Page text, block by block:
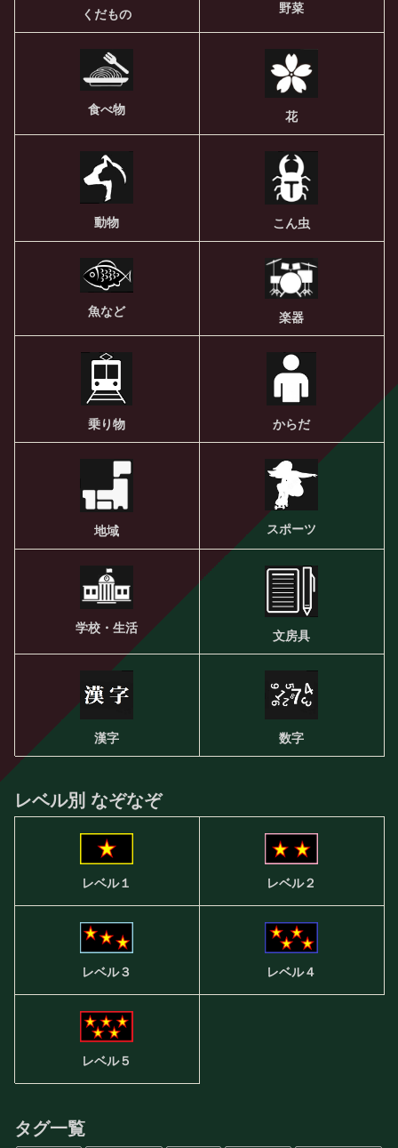
くだもの 野菜
食べ物 花
動物 こん虫
魚など 楽器
乗り物 からだ
地域 スポーツ
学校・生活
文房具
漢字 数字
レベル別 なぞなぞ
レベル１ レベル２
レベル３ レベル４
レベル５
タグ一覧